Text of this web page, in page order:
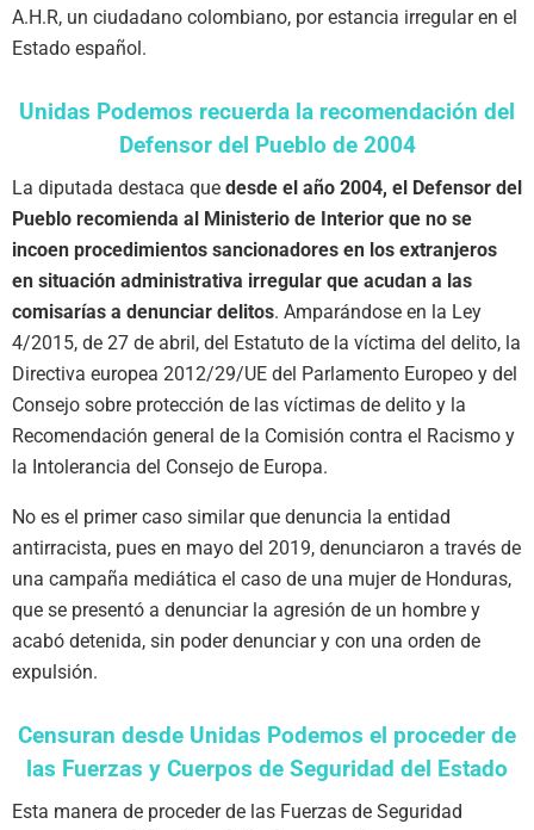
A.H.R, un ciudadano colombiano, por estancia irregular en el
Estado español.
Unidas Podemos recuerda la recomendación del
Defensor del Pueblo de 2004
La diputada destaca que desde el año 2004, el Defensor del
Pueblo recomienda al Ministerio de Interior que no se
incoen procedimientos sancionadores en los extranjeros
en situación administrativa irregular que acudan a las
comisarías a denunciar delitos. Amparándose en la Ley
4/2015, de 27 de abril, del Estatuto de la víctima del delito, la
Directiva europea 2012/29/UE del Parlamento Europeo y del
Consejo sobre protección de las víctimas de delito y la
Recomendación general de la Comisión contra el Racismo y
la Intolerancia del Consejo de Europa.
No es el primer caso similar que denuncia la entidad
antirracista, pues en mayo del 2019, denunciaron a través de
una campaña mediática el caso de una mujer de Honduras,
que se presentó a denunciar la agresión de un hombre y
acabó detenida, sin poder denunciar y con una orden de
expulsión.
Censuran desde Unidas Podemos el proceder de
las Fuerzas y Cuerpos de Seguridad del Estado
Esta manera de proceder de las Fuerzas de Seguridad